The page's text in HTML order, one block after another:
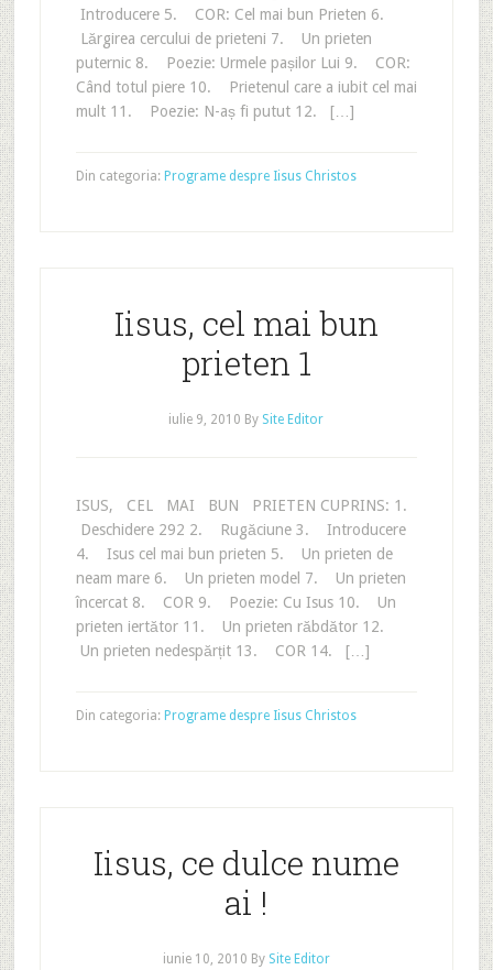
Introducere 5. COR: Cel mai bun Prieten 6.
Lărgirea cercului de prieteni 7. Un prieten
puternic 8. Poezie: Urmele pașilor Lui 9. COR:
Când totul piere 10. Prietenul care a iubit cel mai
mult 11. Poezie: N-aș fi putut 12. […]
Din categoria: Programe despre Iisus Christos
Iisus, cel mai bun
prieten 1
iulie 9, 2010 By Site Editor
ISUS, CEL MAI BUN PRIETEN CUPRINS: 1.
Deschidere 292 2. Rugăciune 3. Introducere
4. Isus cel mai bun prieten 5. Un prieten de
neam mare 6. Un prieten model 7. Un prieten
încercat 8. COR 9. Poezie: Cu Isus 10. Un
prieten iertător 11. Un prieten răbdător 12.
Un prieten nedespărțit 13. COR 14. […]
Din categoria: Programe despre Iisus Christos
Iisus, ce dulce nume
ai !
iunie 10, 2010 By Site Editor